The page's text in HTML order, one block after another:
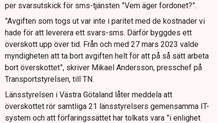
per svarsutskick för sms-tjänsten ”Vem äger fordonet?”.
”Avgiften som togs ut var inte i paritet med de kostnader vi
hade för att leverera ett svars-sms. Därför byggdes ett
överskott upp över tid. Från och med 27 mars 2023 valde
myndigheten att ta bort avgiften helt för att på så sätt arbeta
bort överskottet”, skriver Mikael Andersson, presschef på
Transportstyrelsen, till TN.
Länsstyrelsen i Västra Götaland låter meddela att
överskottet rör samtliga 21 länsstyrelsers gemensamma IT-
system och att förfaringssättet har tolkats vara ”i enlighet